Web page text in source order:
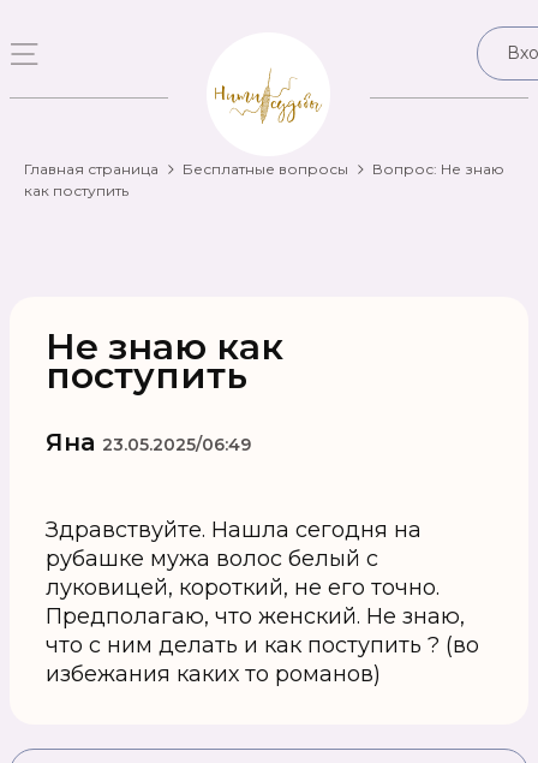
Главная страница Бесплатные вопросы
Вопрос: Не знаю
как поступить
Не знаю как
поступить
Яна 23.05.2025/06:49
Здравствуйте. Нашла сегодня на
рубашке мужа волос белый с
луковицей, короткий, не его точно.
Предполагаю, что женский. Не знаю,
что с ним делать и как поступить ? (во
избежания каких то романов)